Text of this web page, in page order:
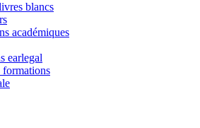
blancs
académiques
earlegal
formations